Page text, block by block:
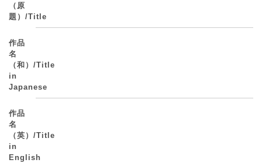
（原
題）/Title
作品
名
（和）/Title
in
Japanese
作品
名
（英）/Title
in
English